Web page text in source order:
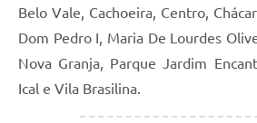
Belo Vale, Cachoeira, Centro,
Dom Pedro I, Maria De Lourdes
Nova Granja, Parque Jardim
Ical e Vila Brasilina.